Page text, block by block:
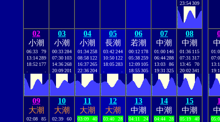
23:54309
02
小潮
06:33
79
13:14289
18:52 177
03
小潮
00:33284
07:30 103
14:36268
20:09201
04
小潮
01:34258
08:58 122
16:37265
22:36204
05
長潮
03:42244
10:50 122
18:05283
06
若潮
00:12 178
05:38259
12:09 105
18:55305
07
中潮
01:00 146
06:44288
13:03
86
19:31 325
08
中潮
01:36 115
07:31 317
13:45
70
20:02341
09
大潮
02:08
85
10
大潮
02:39
60
11
大潮
03:09
40
12
大潮
03:40
28
13
中潮
04:11
24
14
中潮
04:44
28
15
中潮
05:19
40